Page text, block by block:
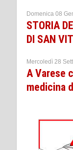
Domenica 08
STORIA
DI SAN
Mercoledì 28
A Varese
medicina